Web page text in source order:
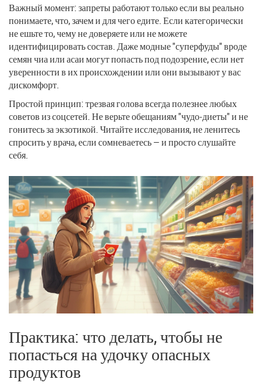
Важный момент: запреты работают только если вы реально
понимаете, что, зачем и для чего едите. Если категорически
не ешьте то, чему не доверяете или не можете
идентифицировать состав. Даже модные "суперфуды" вроде
семян чиа или асаи могут попасть под подозрение, если нет
уверенности в их происхождении или они вызывают у вас
дискомфорт.
Простой принцип: трезвая голова всегда полезнее любых
советов из соцсетей. Не верьте обещаниям "чудо-диеты" и не
гонитесь за экзотикой. Читайте исследования, не ленитесь
спросить у врача, если сомневаетесь — и просто слушайте
себя.
Практика: что делать, чтобы не
попасться на удочку опасных
продуктов